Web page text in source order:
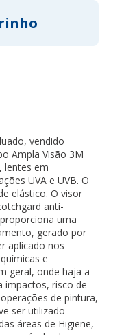
vendido
Ampla Visão 3M
lentes em
UVA e UVB. O
elástico. O visor
anti-
uma
gerado por
aplicado nos
e
geral, onde haja a
impactos, risco de
de pintura,
ser utilizado
áreas de Higiene,